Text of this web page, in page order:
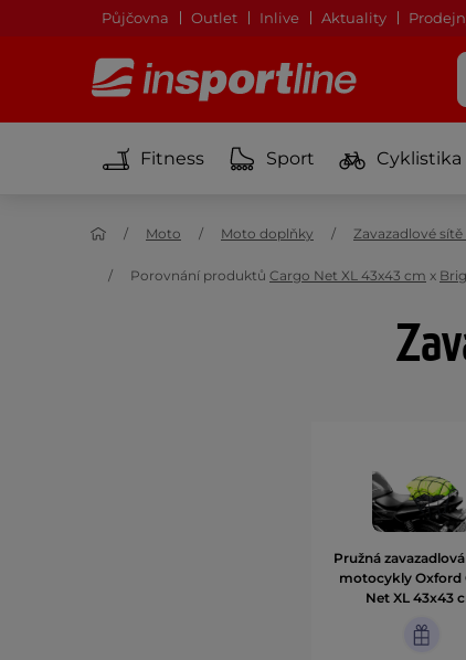
Půjčovna Outlet Inlive Aktuality
Fitness Sport Cyklistika
Moto Moto doplňky Zavazadlové
Porovnání produktů Cargo Net XL 43x43 cm x
Pružná
motocykly Oxford
Net XL 43x43